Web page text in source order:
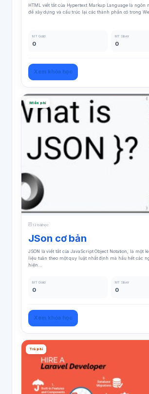
HTML viết tắt của Hypertext Markup Language là
để xây dựng và cấu trúc lại các thành phần có trong
MT Gold
0
MT Silver
0
Xem khóa học
Miễn phí
12 bài học
JSon cơ bản
JSON là viết tắt của JavaScript Object Notation, là một
liệu tuân theo một quy luật nhất định mà hầu hết các
hiện...
MT Gold
0
MT Silver
0
Xem khóa học
Trả phí